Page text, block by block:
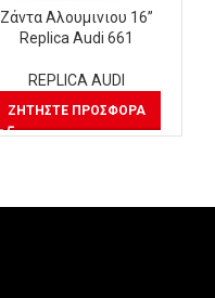
Ζάντα Αλουμινιου 16”
Replica Audi 661
REPLICA AUDI
ΖΗΤΉΣΤΕ ΠΡΟΣΦΟΡΆ